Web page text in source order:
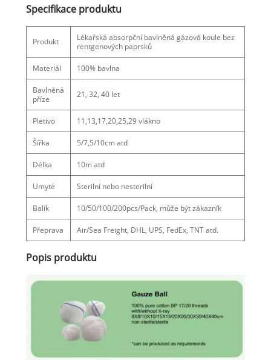
Specifikace produktu
Produkt
Lékařská absorpční bavlněná gázová koule bez
rentgenových paprsků
Materiál 100% bavlna
Bavlněná
příze
21, 32, 40 let
Pletivo 11,13,17,20,25,29 vlákno
Šířka 5/7,5/10cm atd
Délka 10m atd
Umyté Sterilní nebo nesterilní
Balík 10/50/100/200pcs/Pack, může být zákazník
Přeprava Air/Sea Freight, DHL, UPS, FedEx, TNT atd.
Popis produktu